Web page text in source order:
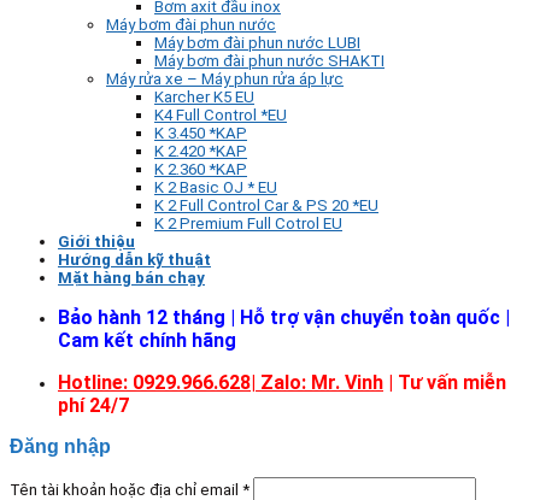
Bơm axit đầu inox
Máy bơm đài phun nước
Máy bơm đài phun nước LUBI
Máy bơm đài phun nước SHAKTI
Máy rửa xe – Máy phun rửa áp lực
Karcher K5 EU
K4 Full Control *EU
K 3.450 *KAP
K 2.420 *KAP
K 2.360 *KAP
K 2 Basic OJ * EU
K 2 Full Control Car & PS 20 *EU
K 2 Premium Full Cotrol EU
Giới thiệu
Hướng dẫn kỹ thuật
Mặt hàng bán chạy
Bảo hành 12 tháng | Hỗ trợ vận chuyển toàn quốc |
Cam kết chính hãng
Hotline: 0929.966.628| Zalo: Mr. Vinh | Tư vấn miễn
phí 24/7
Đăng nhập
Tên tài khoản hoặc địa chỉ email *